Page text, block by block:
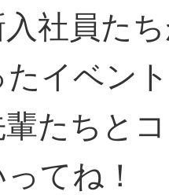
社員た
たイベン
輩たちと
てね！